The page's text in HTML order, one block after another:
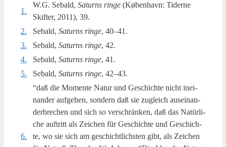
1.
W.G. Sebald, Saturns rin­ge (Køben­havn: Tider­ne
Skif­ter, 2011), 39.
2.
Sebald, Saturns rin­ge, 40–41.
3.
Sebald, Saturns rin­ge, 42.
4.
Sebald, Saturns rin­ge, 41.
5.
Sebald, Saturns rin­ge, 42–43.
6.
“daß die Momen­te Natur und Ges­chi­ch­te nicht ine­i­
nan­der auf­ge­hen, son­dern daß sie zug­leich ause­i­nan­
der­bre­chen und sich so ver­s­chrän­ken, daß das Natür­li­
che auftritt als Zei­chen für Ges­chi­ch­te und Ges­chi­ch­
te, wo sie sich am ges­chi­cht­li­ch­sten gibt, als Zei­chen